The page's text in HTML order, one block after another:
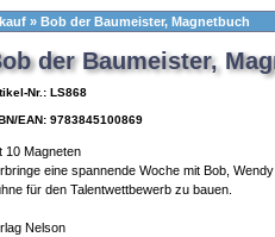
» Bob der Baumeister, Magnetbuch
der Baumeister,
Nr.: LS868
EAN: 9783845100869
10 Magneten
eine spannende Woche mit Bob,
für den Talentwettbewerb zu bauen.
Nelson